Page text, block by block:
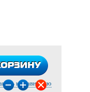
к сравнению